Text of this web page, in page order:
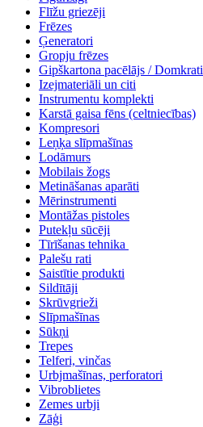
Flīžu griezēji
Frēzes
Ģeneratori
Gropju frēzes
Gipškartona pacēlājs / Domkrati
Izejmateriāli un citi
Instrumentu komplekti
Karstā gaisa fēns (celtniecības)
Kompresori
Leņķa slīpmašīnas
Lodāmurs
Mobilais žogs
Metināšanas aparāti
Mērinstrumenti
Montāžas pistoles
Putekļu sūcēji
Tīrīšanas tehnika
Palešu rati
Saistītie produkti
Sildītāji
Skrūvgrieži
Slīpmašīnas
Sūkņi
Trepes
Telferi, vinčas
Urbjmašīnas, perforatori
Vibroblietes
Zemes urbji
Zāģi